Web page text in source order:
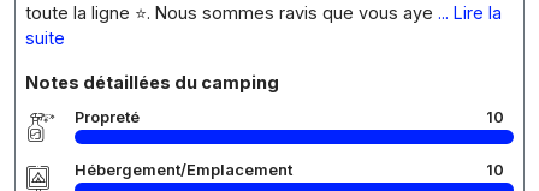
toute la ligne ⭐. Nous sommes ravis que vous aye ... Lire la
suite
Notes détaillées du camping
Propreté 10
Hébergement/Emplacement 10